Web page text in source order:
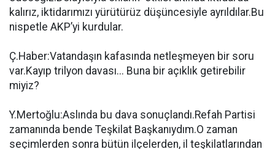
kalırız, iktidarımızı yürütürüz düşüncesiyle ayrıldılar.Bu
nispetle AKP’yi kurdular.
Ç.Haber:Vatandaşın kafasında netleşmeyen bir soru
var.Kayıp trilyon davası... Buna bir açıklık getirebilir
miyiz?
Y.Mertoğlu:Aslında bu dava sonuçlandı.Refah Partisi
zamanında bende Teşkilat Başkanıydım.O zaman
seçimlerden sonra bütün ilçelerden, il teşkilatlarından